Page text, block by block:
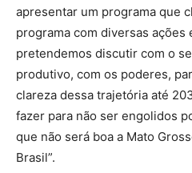
apresentar um programa que
programa com diversas ações
pretendemos discutir com o
produtivo, com os poderes,
clareza dessa trajetória até
fazer para não ser engolidos
que não será boa a Mato
Brasil”.